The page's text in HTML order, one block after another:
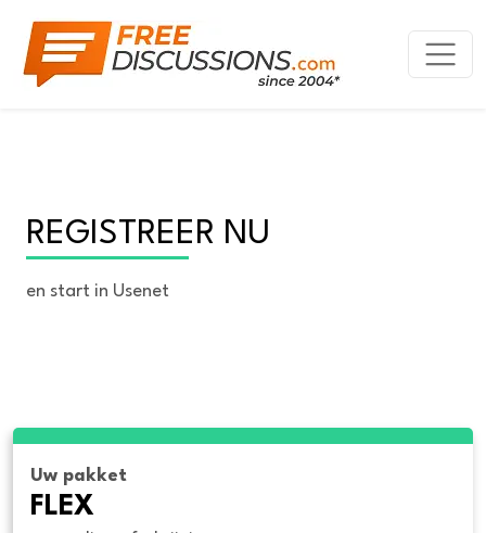
REGISTREER NU
en start in Usenet
Uw pakket
FLEX